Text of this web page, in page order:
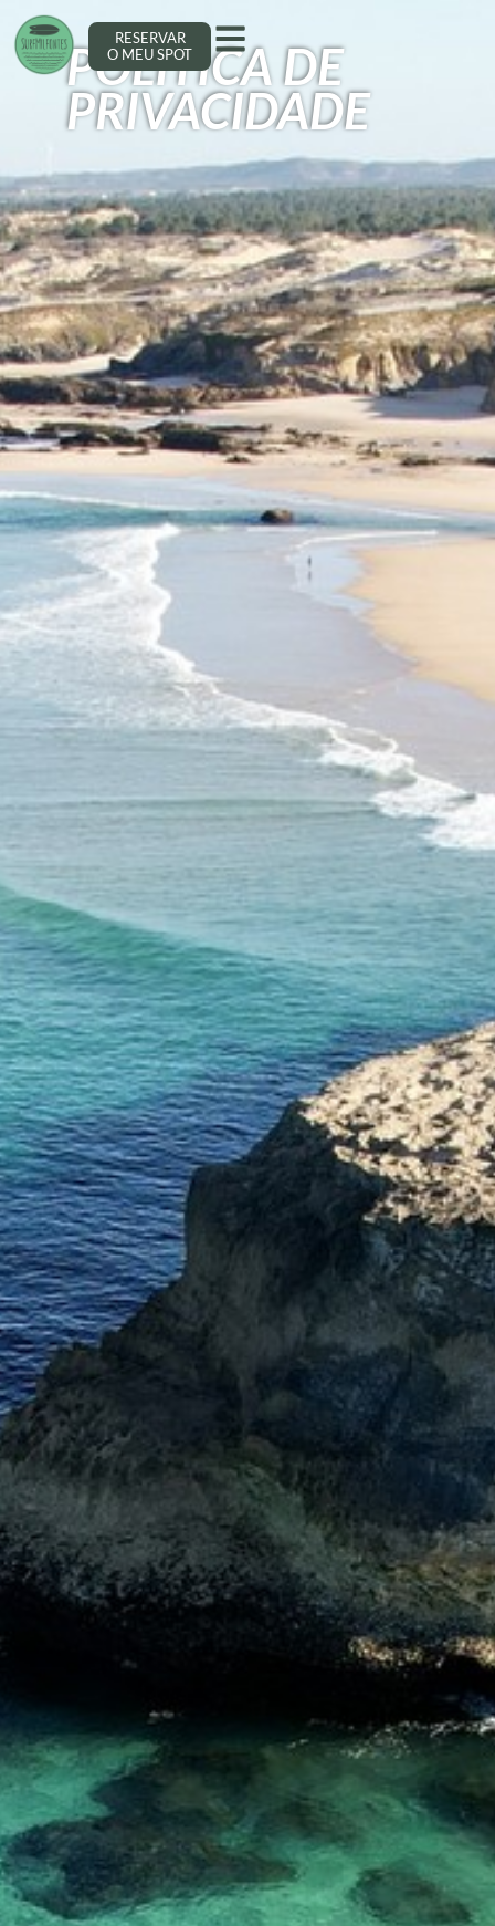
RESERVAR
O MEU SPOT
POLÍTICA DE
PRIVACIDADE